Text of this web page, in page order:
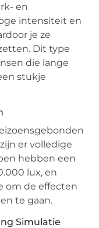
en
intensiteit en
je ze
Dit type
die lange
stukje
er volledige
hebben een
lux, en
om de effecten
te gaan.
Simulatie